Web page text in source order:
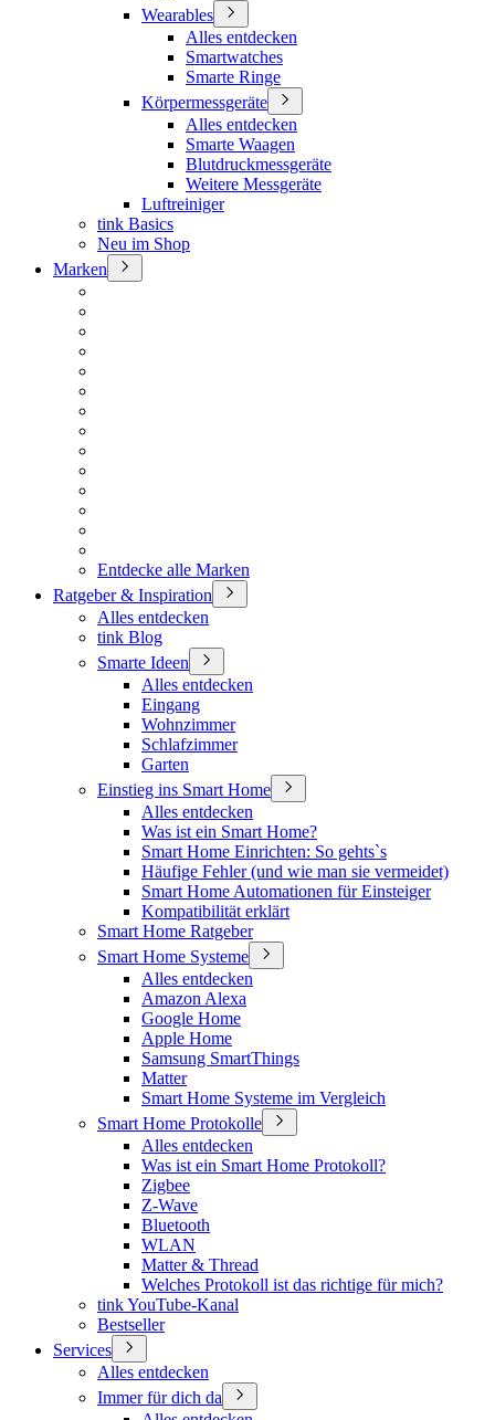
Wearables
Alles entdecken
Smartwatches
Smarte Ringe
Körpermessgeräte
Alles entdecken
Smarte Waagen
Blutdruckmessgeräte
Weitere Messgeräte
Luftreiniger
tink Basics
Neu im Shop
Marken
Entdecke alle Marken
Ratgeber & Inspiration
Alles entdecken
tink Blog
Smarte Ideen
Alles entdecken
Eingang
Wohnzimmer
Schlafzimmer
Garten
Einstieg ins Smart Home
Alles entdecken
Was ist ein Smart Home?
Smart Home Einrichten: So gehts`s
Häufige Fehler (und wie man sie vermeidet)
Smart Home Automationen für Einsteiger
Kompatibilität erklärt
Smart Home Ratgeber
Smart Home Systeme
Alles entdecken
Amazon Alexa
Google Home
Apple Home
Samsung SmartThings
Matter
Smart Home Systeme im Vergleich
Smart Home Protokolle
Alles entdecken
Was ist ein Smart Home Protokoll?
Zigbee
Z-Wave
Bluetooth
WLAN
Matter & Thread
Welches Protokoll ist das richtige für mich?
tink YouTube-Kanal
Bestseller
Services
Alles entdecken
Immer für dich da